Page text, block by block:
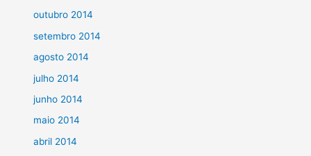
outubro 2014
setembro 2014
agosto 2014
julho 2014
junho 2014
maio 2014
abril 2014